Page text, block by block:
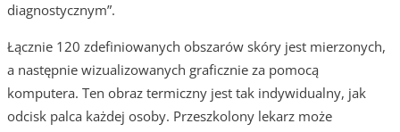
diagnostycznym”.
Łącznie 120 zdefiniowanych obszarów skóry jest mierzonych,
a następnie wizualizowanych graficznie za pomocą
komputera. Ten obraz termiczny jest tak indywidualny, jak
odcisk palca każdej osoby. Przeszkolony lekarz może